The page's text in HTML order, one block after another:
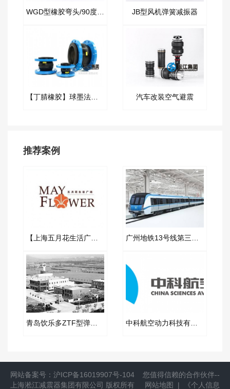
JB型风机弹簧减振器
汽车改装空气避震
推荐案例
网站备案号： 沪ICP备16019907号-104
您值得信赖的合作伙伴--
上海淞江减震器集团有限公司 版权所有 网站地图 | 《个人信息